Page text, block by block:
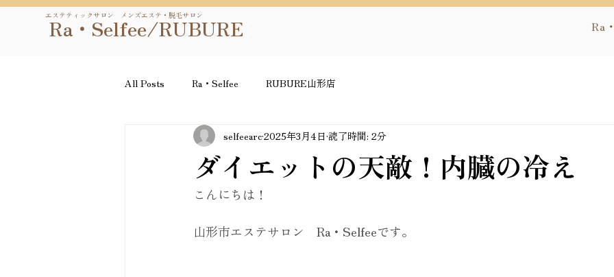
エステティックサロン メンズエステ・脱毛サロン
Ra・Selfee/RUBURE Ra
All Posts Ra・Selfee RUBURE山形店
ダイエットの天敵！内臓の冷え
selfeearc2025年3月4日 読了時間: 2分
こんにちは！
山形市エステサロン　Ra・Selfeeです。